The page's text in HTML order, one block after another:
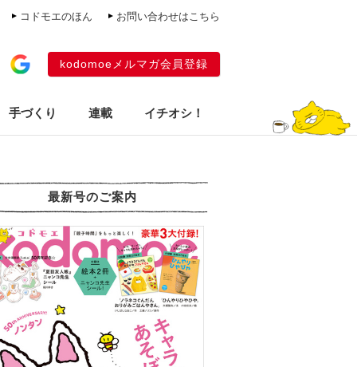
コドモエのほん お問い合わせはこちら
kodomoeメルマガ会員登録
手づくり 連載 イチオシ！
最新号のご案内